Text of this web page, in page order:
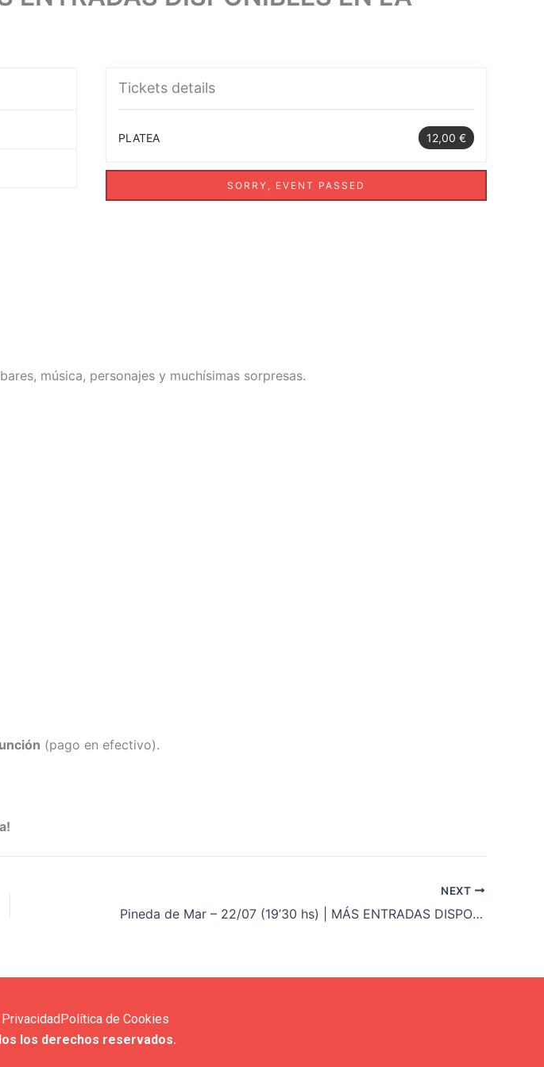
Tickets details
12,00 €
PLATEA
SORRY, EVENT PASSED
música, personajes y muchísimas sorpresas.
(pago en efectivo).
NEXT
Pineda de Mar – 22/07 (19’30 hs) | MÁS ENTRADAS DISPONIBLES EN LA TAQUILLA DEL CIRCO
Política de Cookies
los derechos reservados.